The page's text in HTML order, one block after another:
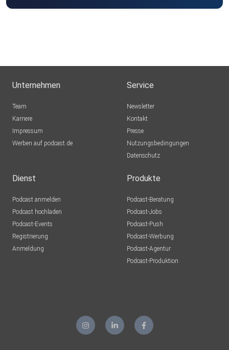
Unternehmen
Team
Karriere
Impressum
Werben auf podcast.de
Service
Newsletter
Kontakt
Presse
Nutzungsbedingungen
Datenschutz
Dienst
Podcast anmelden
Podcast hochladen
Podcast-Events
Registrierung
Anmeldung
Produkte
Podcast-Beratung
Podcast-Jobs
Podcast-Push
Podcast-Werbung
Podcast-Agentur
Podcast-Produktion